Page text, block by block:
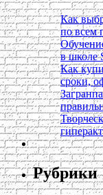
Как
по всем
в школе
Как
сроки,
Рубрики